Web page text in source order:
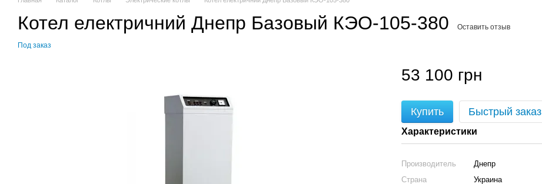
Котел електричний Днепр Базовый КЭО-105-380 Оставить отзыв
Под заказ
53 100 грн
Купить Быстрый заказ
Характеристики
Производитель
Днепр
Страна
Украина